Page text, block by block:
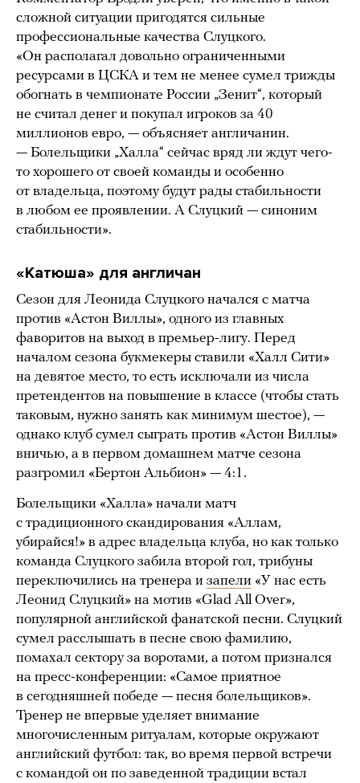
сложной ситуации пригодятся сильные
профессиональные качества Слуцкого.
«Он располагал довольно ограниченными
ресурсами в ЦСКА и тем не менее сумел трижды
обогнать в чемпионате России „Зенит“, который
не считал денег и покупал игроков за 40
миллионов евро, — объясняет англичанин.
— Болельщики „Халла“ сейчас вряд ли ждут чего-
то хорошего от своей команды и особенно
от владельца, поэтому будут рады стабильности
в любом ее проявлении. А Слуцкий — синоним
стабильности».
«Катюша» для англичан
Сезон для Леонида Слуцкого начался с матча
против «Астон Виллы», одного из главных
фаворитов на выход в премьер-лигу. Перед
началом сезона букмекеры ставили «Халл Сити»
на девятое место, то есть исключали из числа
претендентов на повышение в классе (чтобы стать
таковым, нужно занять как минимум шестое), —
однако клуб сумел сыграть против «Астон Виллы»
вничью, а в первом домашнем матче сезона
разгромил «Бертон Альбион» — 4:1.
Болельщики «Халла» начали матч
с традиционного скандирования «Аллам,
убирайся!» в адрес владельца клуба, но как только
команда Слуцкого забила второй гол, трибуны
переключились на тренера и запели «У нас есть
Леонид Слуцкий» на мотив «Glad All Over»,
популярной английской фанатской песни. Слуцкий
сумел расслышать в песне свою фамилию,
помахал сектору за воротами, а потом признался
на пресс-конференции: «Самое приятное
в сегодняшней победе — песня болельщиков».
Тренер не впервые уделяет внимание
многочисленным ритуалам, которые окружают
английский футбол: так, во время первой встречи
с командой он по заведенной традиции встал